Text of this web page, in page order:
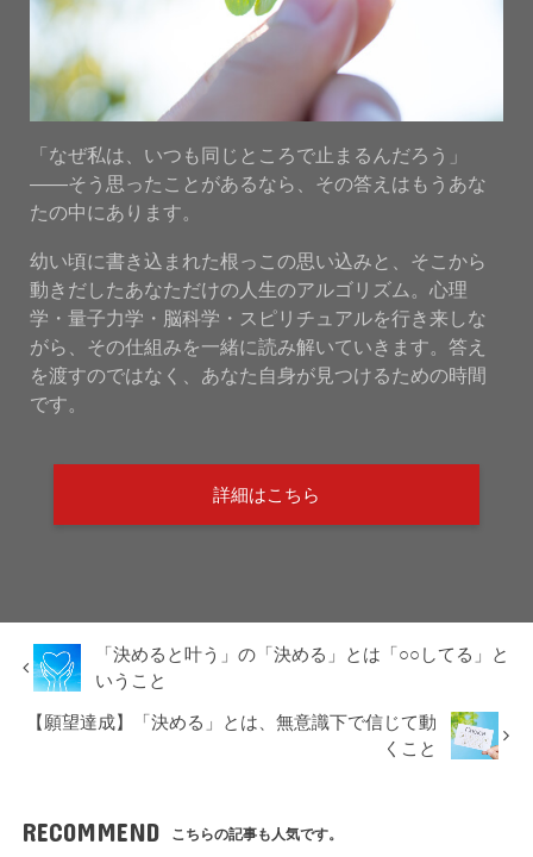
「なぜ私は、いつも同じところで止まるんだろう」
——そう思ったことがあるなら、その答えはもうあな
たの中にあります。
幼い頃に書き込まれた根っこの思い込みと、そこから
動きだしたあなただけの人生のアルゴリズム。心理
学・量子力学・脳科学・スピリチュアルを行き来しな
がら、その仕組みを一緒に読み解いていきます。答え
を渡すのではなく、あなた自身が見つけるための時間
です。
詳細はこちら
「決めると叶う」の「決める」とは「○○してる」と
いうこと
【願望達成】「決める」とは、無意識下で信じて動
くこと
RECOMMEND こちらの記事も人気です。